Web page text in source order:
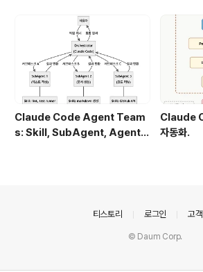
Claude Code Agent Team
s: Skill, SubAgent, Agent T
Claude
자동화.
티스토리 로그인 고
© Daum Corp.